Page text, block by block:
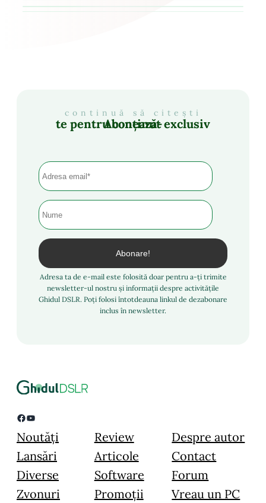
continuă să citești
Abonează-te pentru conținut exclusiv
Adresa ta de e-mail este folosită doar pentru a-ți trimite
newsletter-ul nostru și informații despre activitățile
Ghidul DSLR. Poți folosi întotdeauna linkul de dezabonare
inclus în newsletter.
Facebook YouTube
Noutăți
Lansări
Diverse
Zvonuri
Review
Articole
Software
Promoții
Despre autor
Contact
Forum
Vreau un PC